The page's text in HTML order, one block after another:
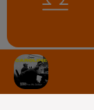
Balance